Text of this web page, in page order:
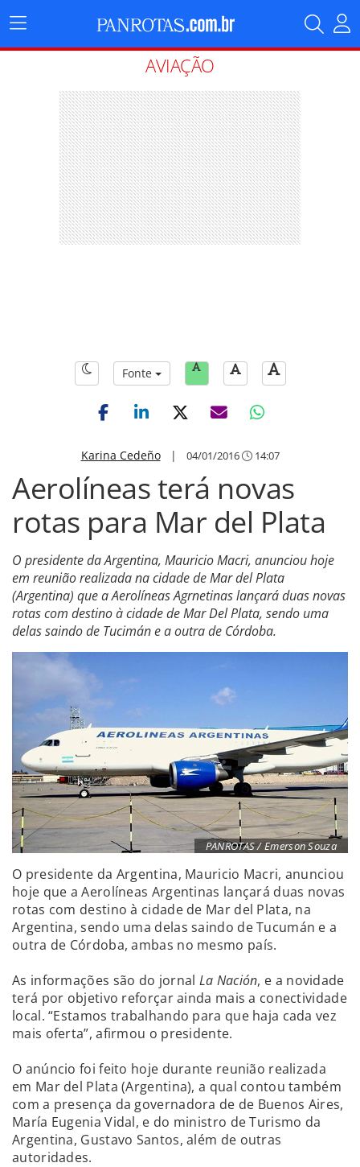
Menu
Principal
AVIAÇÃO
Fonte
Karina Cedeño| 04/01/2016 14:07
Aerolíneas terá novas
rotas para Mar del Plata
O presidente da Argentina, Mauricio Macri, anunciou hoje
em reunião realizada na cidade de Mar del Plata
(Argentina) que a Aerolíneas Agrnetinas lançará duas novas
rotas com destino à cidade de Mar Del Plata, sendo uma
delas saindo de Tucimán e a outra de Córdoba.
PANROTAS / Emerson Souza
O presidente da Argentina, Mauricio Macri, anunciou
hoje que a Aerolíneas Argentinas lançará duas novas
rotas com destino à cidade de Mar del Plata, na
Argentina, sendo uma delas saindo de Tucumán e a
outra de Córdoba, ambas no mesmo país.
As informações são do jornal La Nación, e a novidade
terá por objetivo reforçar ainda mais a conectividade
local. “Estamos trabalhando para que haja cada vez
mais oferta”, afirmou o presidente.
O anúncio foi feito hoje durante reunião realizada
em Mar del Plata (Argentina), a qual contou também
com a presença da governadora de de Buenos Aires,
María Eugenia Vidal, e do ministro de Turismo da
Argentina, Gustavo Santos, além de outras
autoridades.